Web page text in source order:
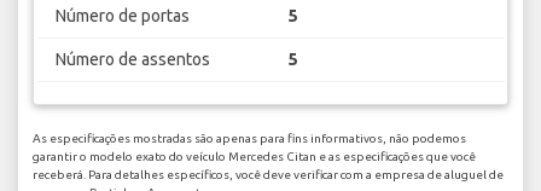
Número de portas 5
Número de assentos 5
As especificações mostradas são apenas para fins informativos, não podemos
garantir o modelo exato do veículo Mercedes Citan e as especificações que você
receberá. Para detalhes específicos, você deve verificar com a empresa de aluguel de